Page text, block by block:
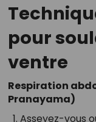
pour
ventre
Respiration
Pranayama)
Asseyez-vous